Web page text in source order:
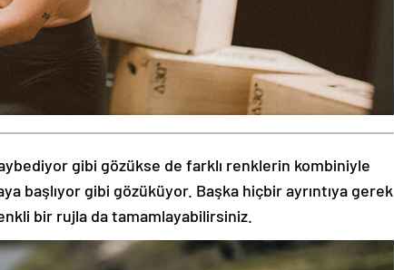
gibi gözükse de farklı renklerin kombiniyle
başlıyor gibi gözüküyor. Başka hiçbir ayrıntıya gerek
bir rujla da tamamlayabilirsiniz.